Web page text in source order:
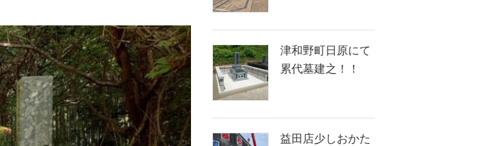
津和野町日原にて
累代墓建之！！
益田店少しおかた